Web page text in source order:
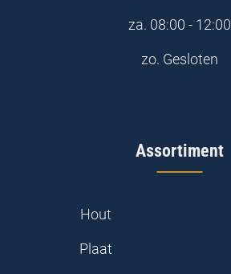
za. 08:00 - 12:00
zo. Gesloten
Assortiment
Hout
Plaat